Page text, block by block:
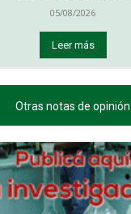
05/08/2026
Leer más
Otras notas de opinión